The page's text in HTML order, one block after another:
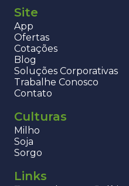
Site
App
Ofertas
Cotações
Blog
Soluções Corporativas
Trabalhe Conosco
Contato
Culturas
Milho
Soja
Sorgo
Links